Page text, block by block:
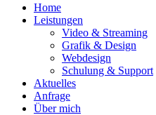
Home
Leistungen
Video & Streaming
Grafik & Design
Webdesign
Schulung & Support
Aktuelles
Anfrage
Über mich